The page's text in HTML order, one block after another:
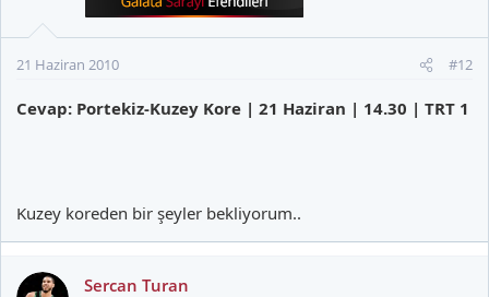
21 Haziran 2010 #12
Cevap: Portekiz-Kuzey Kore | 21 Haziran | 14.30 | TRT 1
Kuzey koreden bir şeyler bekliyorum..
Sercan Turan